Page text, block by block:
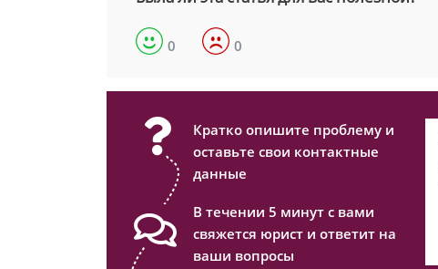
0 0
Кратко опишите проблему и
оставьте свои контактные
данные
В течении 5 минут с вами
свяжется юрист и ответит на
ваши вопросы